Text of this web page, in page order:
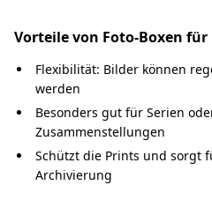
Vorteile von Foto-Boxen für
Flexibilität: Bilder können
werden
Besonders gut für Serien
Zusammenstellungen
Schützt die Prints und sorgt
Archivierung